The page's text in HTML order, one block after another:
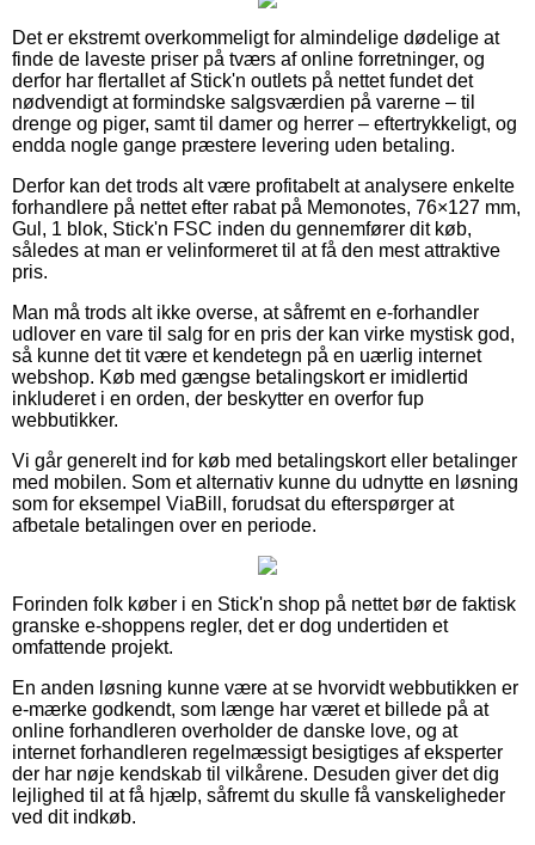
Det er ekstremt overkommeligt for almindelige dødelige at
finde de laveste priser på tværs af online forretninger, og
derfor har flertallet af Stick'n outlets på nettet fundet det
nødvendigt at formindske salgsværdien på varerne – til
drenge og piger, samt til damer og herrer – eftertrykkeligt, og
endda nogle gange præstere levering uden betaling.
Derfor kan det trods alt være profitabelt at analysere enkelte
forhandlere på nettet efter rabat på Memonotes, 76×127 mm,
Gul, 1 blok, Stick'n FSC inden du gennemfører dit køb,
således at man er velinformeret til at få den mest attraktive
pris.
Man må trods alt ikke overse, at såfremt en e-forhandler
udlover en vare til salg for en pris der kan virke mystisk god,
så kunne det tit være et kendetegn på en uærlig internet
webshop. Køb med gængse betalingskort er imidlertid
inkluderet i en orden, der beskytter en overfor fup
webbutikker.
Vi går generelt ind for køb med betalingskort eller betalinger
med mobilen. Som et alternativ kunne du udnytte en løsning
som for eksempel ViaBill, forudsat du efterspørger at
afbetale betalingen over en periode.
Forinden folk køber i en Stick'n shop på nettet bør de faktisk
granske e-shoppens regler, det er dog undertiden et
omfattende projekt.
En anden løsning kunne være at se hvorvidt webbutikken er
e-mærke godkendt, som længe har været et billede på at
online forhandleren overholder de danske love, og at
internet forhandleren regelmæssigt besigtiges af eksperter
der har nøje kendskab til vilkårene. Desuden giver det dig
lejlighed til at få hjælp, såfremt du skulle få vanskeligheder
ved dit indkøb.